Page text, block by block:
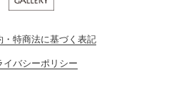
・特商法に基づく表記
イバシーポリシー